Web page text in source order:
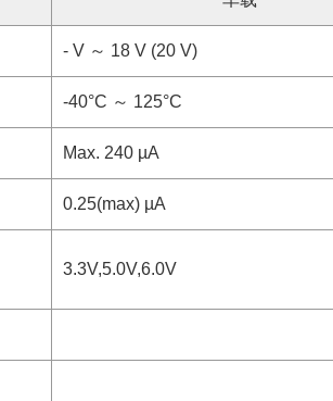
- V ～ 18 V (20 V)
-40°C ～ 125°C
Max. 240 µA
0.25(max) µA
3.3V,5.0V,6.0V